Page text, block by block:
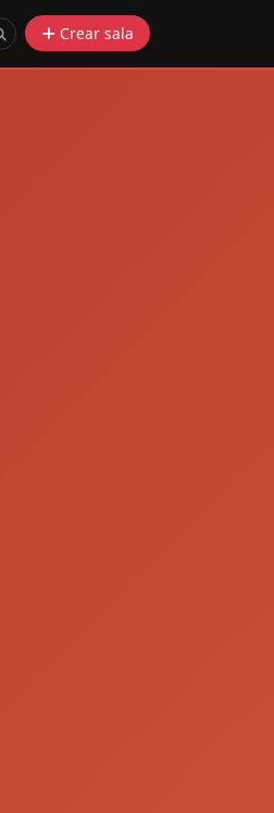
Crear sala